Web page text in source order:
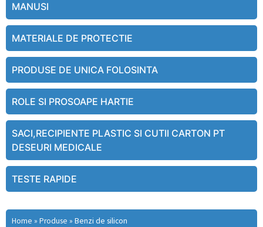
MANUSI
MATERIALE DE PROTECTIE
PRODUSE DE UNICA FOLOSINTA
ROLE SI PROSOAPE HARTIE
SACI,RECIPIENTE PLASTIC SI CUTII CARTON PT
DESEURI MEDICALE
TESTE RAPIDE
Home » Produse » Benzi de silicon